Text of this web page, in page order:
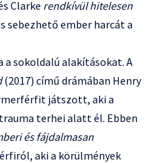
Clarke rendkívül hitelesen
sebezhető ember harcát a
sokoldalú alakításokat. A
(2017) című drámában Henry
játszott, aki a
terhei alatt él. Ebben
és fájdalmasan
aki a körülmények